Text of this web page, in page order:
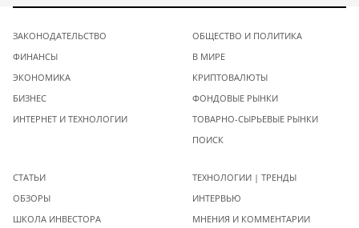
ЗАКОНОДАТЕЛЬСТВО
ФИНАНСЫ
ЭКОНОМИКА
БИЗНЕС
ИНТЕРНЕТ И ТЕХНОЛОГИИ
ОБЩЕСТВО И ПОЛИТИКА
В МИРЕ
КРИПТОВАЛЮТЫ
ФОНДОВЫЕ РЫНКИ
ТОВАРНО-СЫРЬЕВЫЕ РЫНКИ
ПОИСК
СТАТЬИ
ОБЗОРЫ
ШКОЛА ИНВЕСТОРА
ТЕХНОЛОГИИ | ТРЕНДЫ
ИНТЕРВЬЮ
МНЕНИЯ И КОММЕНТАРИИ